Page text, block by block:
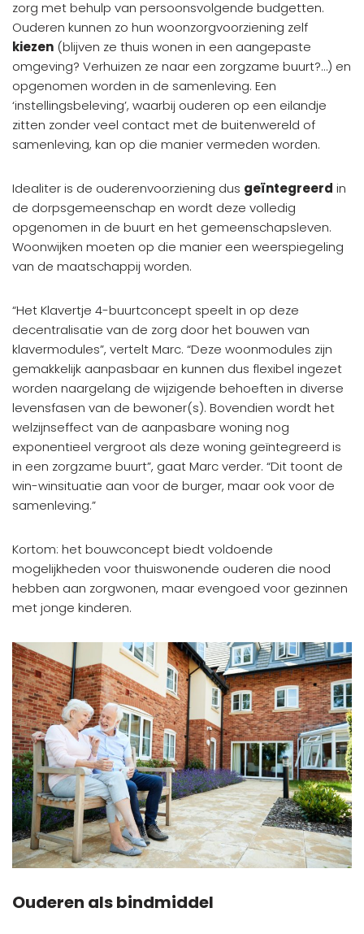
zorg met behulp van persoonsvolgende budgetten.
Ouderen kunnen zo hun woonzorgvoorziening zelf
kiezen (blijven ze thuis wonen in een aangepaste
omgeving? Verhuizen ze naar een zorgzame buurt?…) en
opgenomen worden in de samenleving. Een
‘instellingsbeleving’, waarbij ouderen op een eilandje
zitten zonder veel contact met de buitenwereld of
samenleving, kan op die manier vermeden worden.
Idealiter is de ouderenvoorziening dus geïntegreerd in
de dorpsgemeenschap en wordt deze volledig
opgenomen in de buurt en het gemeenschapsleven.
Woonwijken moeten op die manier een weerspiegeling
van de maatschappij worden.
“Het Klavertje 4-buurtconcept speelt in op deze
decentralisatie van de zorg door het bouwen van
klavermodules”, vertelt Marc. “Deze woonmodules zijn
gemakkelijk aanpasbaar en kunnen dus flexibel ingezet
worden naargelang de wijzigende behoeften in diverse
levensfasen van de bewoner(s). Bovendien wordt het
welzijnseffect van de aanpasbare woning nog
exponentieel vergroot als deze woning geïntegreerd is
in een zorgzame buurt”, gaat Marc verder. “Dit toont de
win-winsituatie aan voor de burger, maar ook voor de
samenleving.”
Kortom: het bouwconcept biedt voldoende
mogelijkheden voor thuiswonende ouderen die nood
hebben aan zorgwonen, maar evengoed voor gezinnen
met jonge kinderen.
Ouderen als bindmiddel